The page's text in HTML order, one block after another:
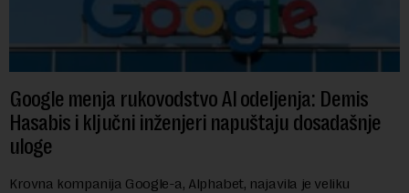
Google menja rukovodstvo AI odeljenja: Demis
Hasabis i ključni inženjeri napuštaju dosadašnje
uloge
Krovna kompanija Google-a, Alphabet, najavila je veliku